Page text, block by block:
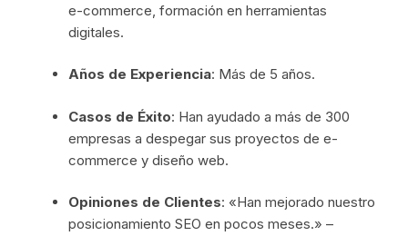
e-commerce, formación en herramientas
digitales.
Años de Experiencia: Más de 5 años.
Casos de Éxito: Han ayudado a más de 300
empresas a despegar sus proyectos de e-
commerce y diseño web.
Opiniones de Clientes: «Han mejorado nuestro
posicionamiento SEO en pocos meses.» –